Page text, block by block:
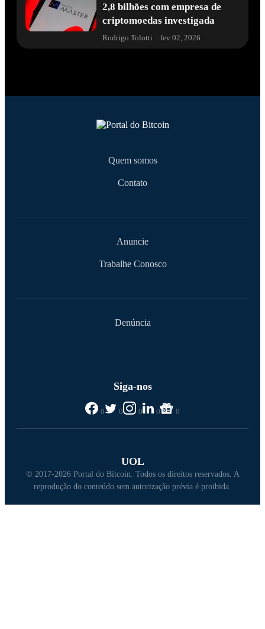
2,8 bilhões com empresa de
criptomoedas investigada
Rodrigo Tolotti fev 02, 2026
Quem somos
Contato
Anuncie
Trabalhe Conosco
Denúncia
Siga-nos
0 0 0 0 0
UOL
© 2017-2026 Portal do Bitcoin. Todos os direitos reservados. A
reprodução do conteúdo sem autorização prévia é proibida.